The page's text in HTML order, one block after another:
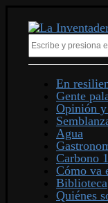
En
Gente
Opinión
Agua
Carbono
Cómo va
Biblioteca
Quiénes